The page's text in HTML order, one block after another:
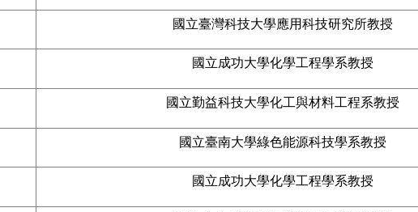
國立臺灣科技大學應用科技研究所教授
國立成功大學化學工程學系教授
國立勤益科技大學化工與材料工程系教授
國立臺南大學綠色能源科技學系教授
國立成功大學化學工程學系教授